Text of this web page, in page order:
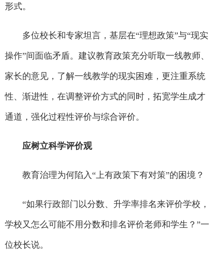
形式。
多位校长和专家坦言，基层在“理想政策”与“现实
操作”间面临矛盾。建议教育政策充分听取一线教师、
家长的意见，了解一线教学的现实困难，更注重系统
性、渐进性，在调整评价方式的同时，拓宽学生成才
通道，强化过程性评价与综合评价。
应树立科学评价观
教育治理为何陷入“上有政策下有对策”的困境？
“如果行政部门以分数、升学率排名来评价学校，
学校又怎么可能不用分数和排名评价老师和学生？”一
位校长说。